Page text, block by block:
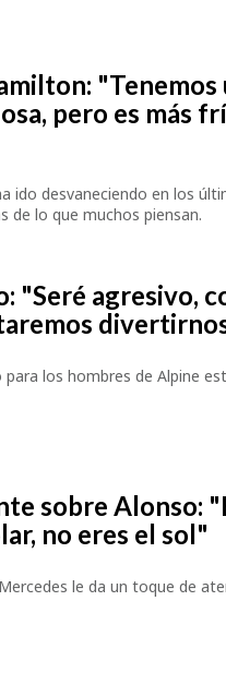
"Tenemos
pero es más
ido desvaneciendo en los
de lo que muchos piensan.
"Seré agresivo,
los hombres de Alpine
sobre Alonso:
no eres el sol"
le da un toque de